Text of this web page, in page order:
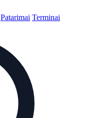
Patarimai Terminai